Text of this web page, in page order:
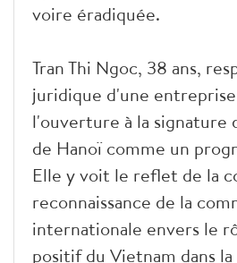
voire éradiquée.
Tran Thi Ngoc, 38 ans,
juridique d'une
l'ouverture à la signature
de Hanoï comme un
Elle y voit le reflet de la
reconnaissance de la
internationale envers le
positif du Vietnam dans